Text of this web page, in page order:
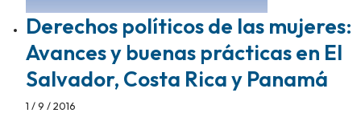
Derechos políticos de las mujeres:
Avances y buenas prácticas en El
Salvador, Costa Rica y Panamá
1 / 9 / 2016